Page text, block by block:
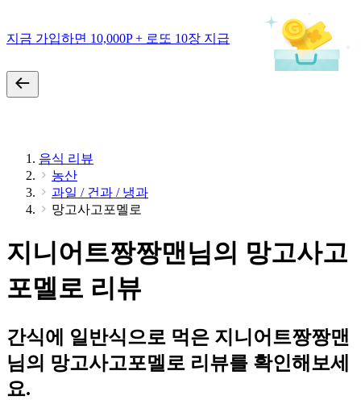
지금 가입하면 10,000P + 로또 10장 지급
음식 리뷰
농산
과일 / 건과 / 냉과
망고사고포멜로
지니어트짱짱맨님의 망고사고
포멜로 리뷰
간식에 일반식으로 먹은 지니어트짱짱맨
님의 망고사고포멜로 리뷰를 확인해보세
요.